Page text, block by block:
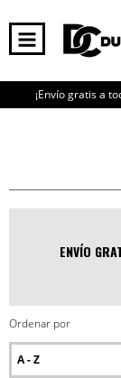
¡Envío gratis a
ENVÍO
Ordenar por